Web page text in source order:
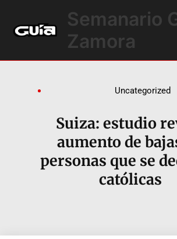
contenido
Semanario
Zamora
Uncategorized
Suiza: estudio
aumento de
personas que se
católicas